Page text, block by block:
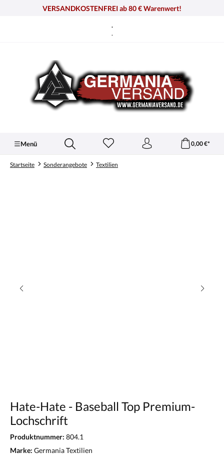
VERSANDKOSTENFREI ab 80 € Warenwert!
.
.
Menü 0,00 €*
Startseite Sonderangebote Textilien
Hate-Hate - Baseball Top Premium-
Lochschrift
Produktnummer: 804.1
Marke: Germania Textilien